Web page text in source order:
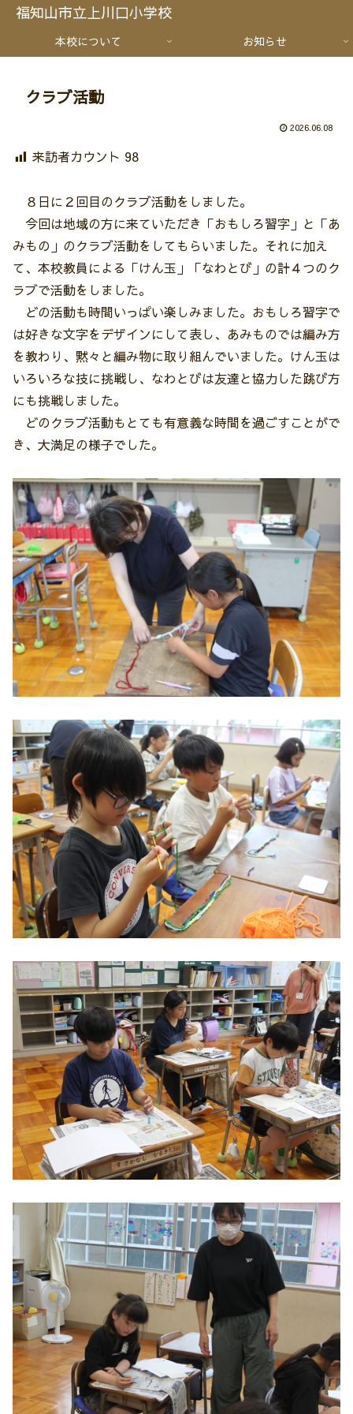
福知山市立上川口小学校
本校について お知らせ
クラブ活動
2026.06.08
来訪者カウント 98
８日に２回目のクラブ活動をしました。
今回は地域の方に来ていただき「おもしろ習字」と「あ
みもの」のクラブ活動をしてもらいました。それに加え
て、本校教員による「けん玉」「なわとび」の計４つのク
ラブで活動をしました。
どの活動も時間いっぱい楽しみました。おもしろ習字で
は好きな文字をデザインにして表し、あみものでは編み方
を教わり、黙々と編み物に取り組んでいました。けん玉は
いろいろな技に挑戦し、なわとびは友達と協力した跳び方
にも挑戦しました。
どのクラブ活動もとても有意義な時間を過ごすことがで
き、大満足の様子でした。